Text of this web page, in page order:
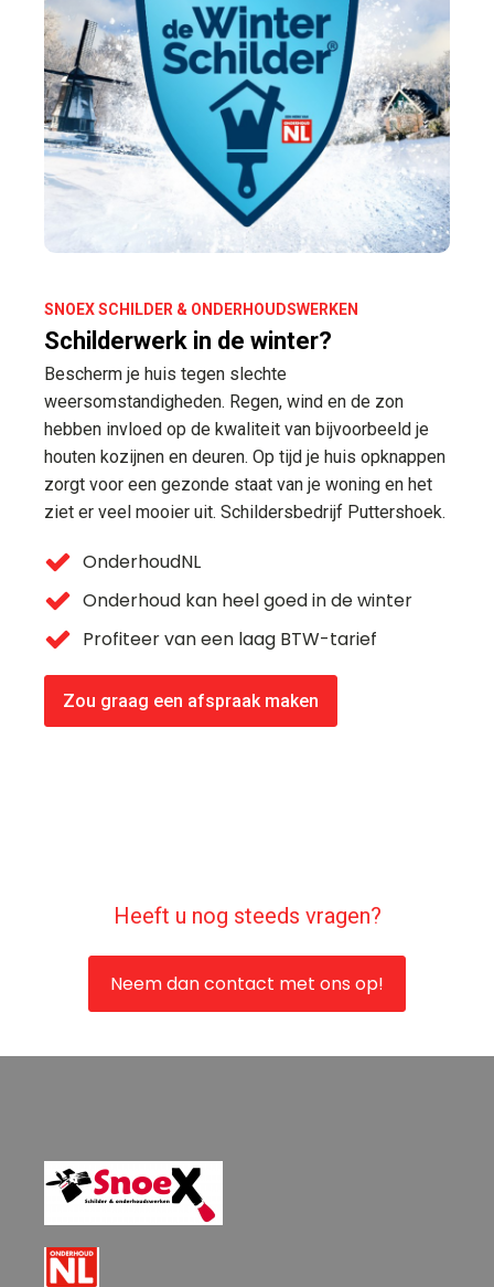
SNOEX SCHILDER & ONDERHOUDSWERKEN
Schilderwerk in de winter?
Bescherm je huis tegen slechte
weersomstandigheden. Regen, wind en de zon
hebben invloed op de kwaliteit van bijvoorbeeld je
houten kozijnen en deuren. Op tijd je huis opknappen
zorgt voor een gezonde staat van je woning en het
ziet er veel mooier uit. Schildersbedrijf Puttershoek.
OnderhoudNL
Onderhoud kan heel goed in de winter
Profiteer van een laag BTW-tarief
Zou graag een afspraak maken
Heeft u nog steeds vragen?
Neem dan contact met ons op!